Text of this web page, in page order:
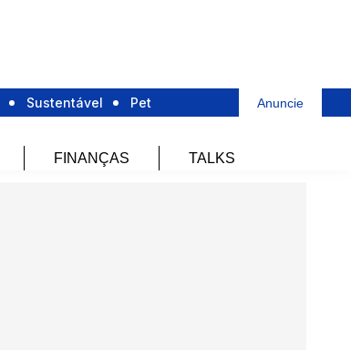
Sustentável Pet Anuncie
FINANÇAS TALKS